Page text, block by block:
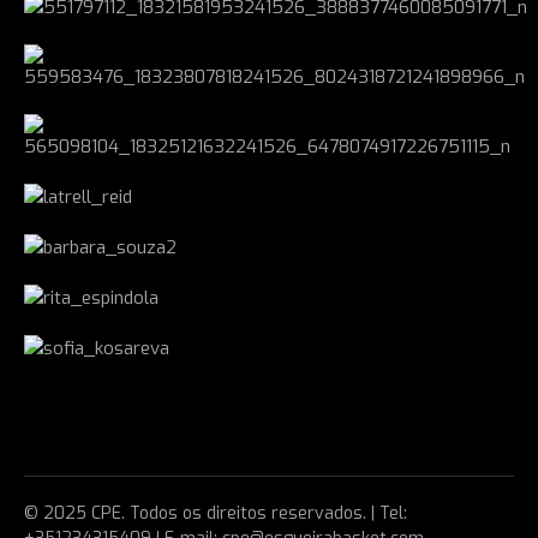
© 2025 CPE. Todos os direitos reservados. | Tel: